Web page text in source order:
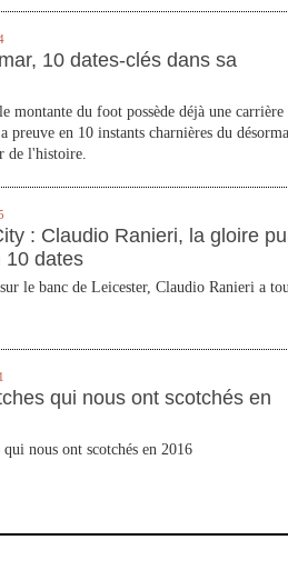
10 dates-clés dans sa
montante du foot possède déjà une carrière
preuve en 10 instants charnières du
de l'histoire.
: Claudio Ranieri, la gloire
10 dates
le banc de Leicester, Claudio Ranieri a
qui nous ont scotchés en
nous ont scotchés en 2016